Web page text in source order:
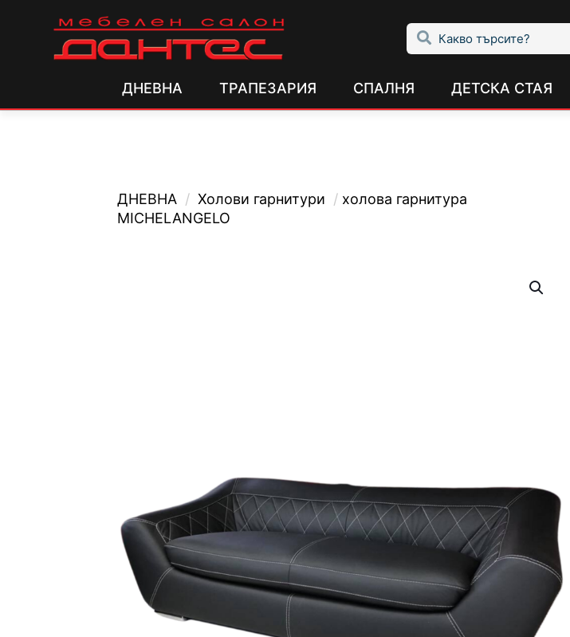
ДНЕВНА ТРАПЕЗАРИЯ СПАЛНЯ ДЕТСКА СТАЯ
ДНЕВНА / Холови гарнитури / холова гарнитура
MICHELANGELO